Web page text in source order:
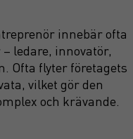
innebär ofta
ledare, innovatör,
Ofta flyter företagets
vilket gör den
och krävande.